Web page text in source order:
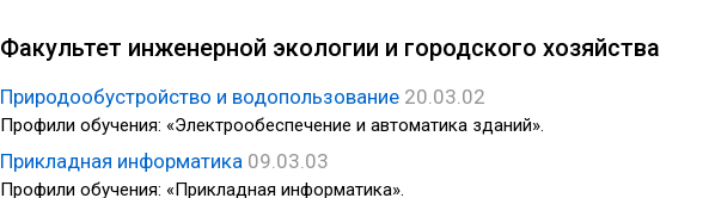
Факультет инженерной экологии и городского хозяйства
Природообустройство и водопользование 20.03.02
Профили обучения: «Электрообеспечение и автоматика зданий».
Прикладная информатика 09.03.03
Профили обучения: «Прикладная информатика».